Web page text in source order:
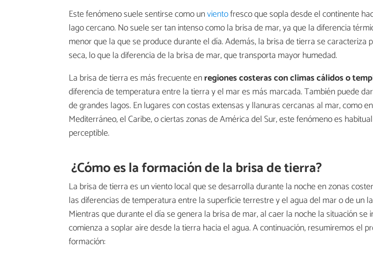
Este fenómeno suele sentirse como unvientofresco que sopla desde el continente
lago cercano. No suele ser tan intenso como la brisa de mar, ya que la diferencia
menor que la que se produce durante el día. Además, la brisa de tierra se caracteriza
seca, lo que la diferencia de la brisa de mar, que transporta mayor humedad.
La brisa de tierra es más frecuente enregiones costeras con climas cálidos o
diferencia de temperatura entre la tierra y el mar es más marcada. También puede
de grandes lagos. En lugares con costas extensas y llanuras cercanas al mar, como
Mediterráneo, el Caribe, o ciertas zonas de América del Sur, este fenómeno es
perceptible.
¿Cómo es la formación de la brisa de tierra?
La brisa de tierra es un viento local que se desarrolla durante la noche en zonas
las diferencias de temperatura entre la superficie terrestre y el agua del mar o de un
Mientras que durante el día se genera la brisa de mar, al caer la noche la situación se
comienza a soplar aire desde la tierra hacia el agua. A continuación, resumiremos el
formación: